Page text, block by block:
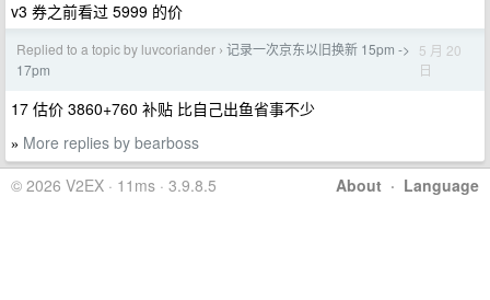
v3 券之前看过 5999 的价
Replied to a topic by luvcoriander › 记录一次京东以旧换新 15pm ->
17pm
5 月 20
日
17 估价 3860+760 补贴 比自己出鱼省事不少
» More replies by bearboss
About · Language
© 2026 V2EX · 11ms · 3.9.8.5